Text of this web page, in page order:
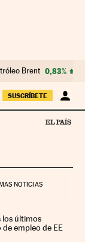
Brent 0,83%
SUSCRÍBETE
NOTICIAS
los últimos
de empleo de EE